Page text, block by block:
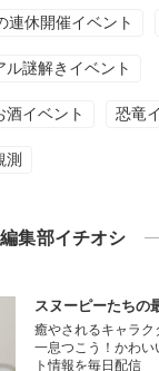
連休開催イベント
ル謎解きイベント
酒イベント 恐竜
測
編集部イチオシ
スヌーピーたちの
癒やされるキャラク
一息つこう！かわ
ト情報を毎日配信